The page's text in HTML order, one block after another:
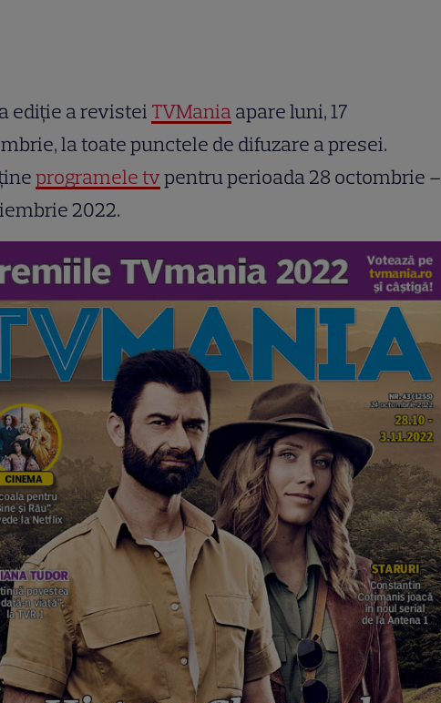
ediție a revistei TVManiaapare luni, 17
la toate punctele de difuzare a presei.
programele tvpentru perioada 28 octombrie –
2022.